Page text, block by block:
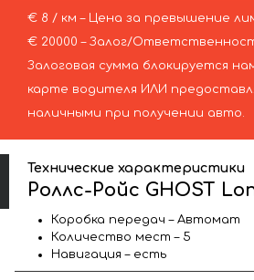
€ 8 / км – Цена за превышение
€ 20000 – Залог/
Залоговая сумма блокируется
карте водителя ИЛИ
наличными при получении авто.
Технические характеристики
Роллс-Ройс GHOST
Коробка передач – Автомат
Количество мест – 5
Навигация – есть